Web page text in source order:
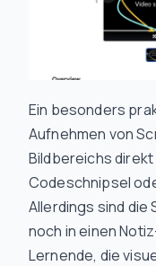
Ein besonders
Aufnehmen von
Bildbereichs
Codeschnipsel
Allerdings sind
noch in einen
Lernende, die